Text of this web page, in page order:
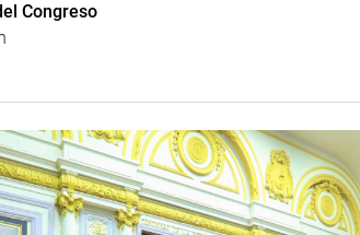
Congreso